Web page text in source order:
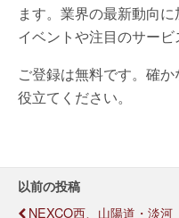
ます。業界の最新動向
イベントや注目のサービ
ご登録は無料です。確
役立てください。
以前の投稿
NEXCO西、山陽道・淡河